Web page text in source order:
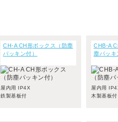
CH-A CH形ボックス（防塵
パッキン付）
屋内用 IP4X
鉄製基板付
CHB-A
塵パッキ
屋内用
木製基板付